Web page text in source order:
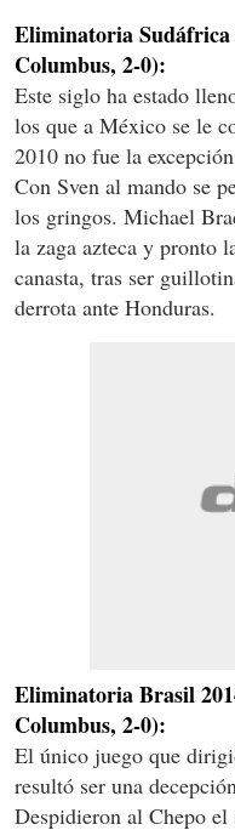
Eliminatoria Sudáfrica
Columbus, 2-0):
Este siglo ha estado
los que a México se le
2010 no fue la
Con Sven al mando se
los gringos. Michael
la zaga azteca y pronto
canasta, tras ser
derrota ante Honduras.
Eliminatoria Brasil
Columbus, 2-0):
El único juego que
resultó ser una
Despidieron al Chepo